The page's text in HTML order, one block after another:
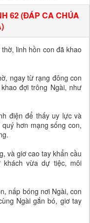
62 (ĐÁP CA CHÚA
linh hồn con đã khao
ngay từ rạng đông con
đợi trông Ngài, như
điện để thấy uy lực và
hơn mạng sống con,
và giơ cao tay khẩn cầu
khách vừa dự tiệc, môi
nấp bóng nơi Ngài, con
Ngài gắn bó, giơ tay